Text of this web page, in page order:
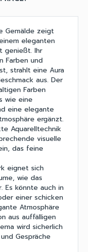
Gemälde zeigt
eleganten
genießt. Ihr
Farben und
strahlt eine Aura
aus. Der
Farben
wie eine
eine elegante
ergänzt.
Aquarelltechnik
visuelle
das feine
eignet sich
wie das
Es könnte auch in
einer schicken
Atmosphäre
aus auffälligen
wird sicherlich
Gespräche